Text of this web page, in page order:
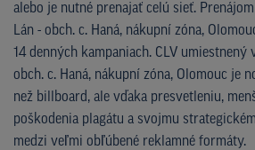
alebo je nutné prenajať celú sieť.
Lán - obch. c. Haná, nákupní zóna,
14 denných kampaniach. CLV
obch. c. Haná, nákupní zóna, Olomouc je
než billboard, ale vďaka presvetleniu,
poškodenia plagátu a svojmu
medzi veľmi obľúbené reklamné formáty.